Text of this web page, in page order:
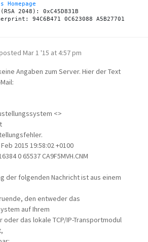
Homepage
2048): 0xC45D831B
Mar 1 '15 at 4:57 pm
Angaben zum Server. Hier der Text
<>
2015 19:58:02 +0100
16384 0 65537 CA9F5MVH.CNM
der folgenden Nachricht ist aus einem
den entweder das
auf Ihrem
oder das lokale TCP/IP-Transportmodul